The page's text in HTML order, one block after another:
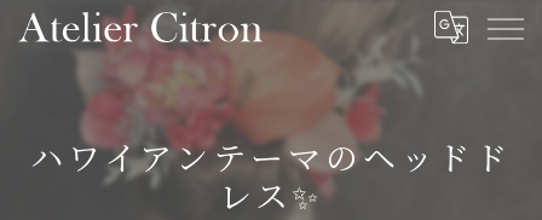
ハワイアンテーマのヘッドド
レス✨️